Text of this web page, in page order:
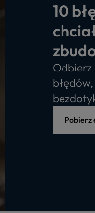
10
Odbierz
Pobierz